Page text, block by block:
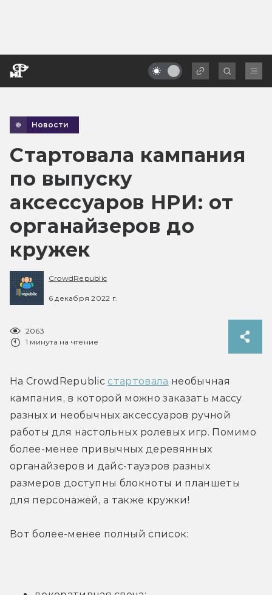
Новости
Стартовала кампания
по выпуску
аксессуаров НРИ: от
органайзеров до
кружек
CrowdRepublic
6 декабря 2022 г.
2063
1 минута на чтение
На CrowdRepublic стартовала необычная
кампания, в которой можно заказать массу
разных и необычных аксессуаров ручной
работы для настольных ролевых игр. Помимо
более-менее привычных деревянных
органайзеров и дайс-тауэров разных
размеров доступны блокноты и планшеты
для персонажей, а также кружки!
Вот более-менее полный список: